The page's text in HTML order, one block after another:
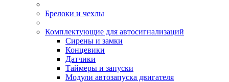
Брелоки и чехлы
Комплектующие для автосигнализаций
Сирены и замки
Концевики
Датчики
Таймеры и запуски
Модули автозапуска двигателя